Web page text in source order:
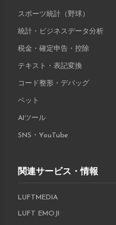
スポーツ統計（野球）
統計・ビジネスデータ分析
税金・確定申告・控除
テキスト・表記変換
コード整形・デバッグ
ペット
AIツール
SNS・YouTube
関連サービス・情報
LUFTMEDIA
LUFT EMOJI